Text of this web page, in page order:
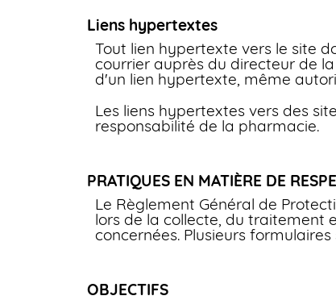
Liens hypertextes
Tout lien hypertexte vers le site
courrier auprès du directeur de
d'un lien hypertexte, même
Les liens hypertextes vers des
responsabilité de la pharmacie.
PRATIQUES EN MATIÈRE DE
Le Règlement Général de
lors de la collecte, du traitement
concernées. Plusieurs
OBJECTIFS